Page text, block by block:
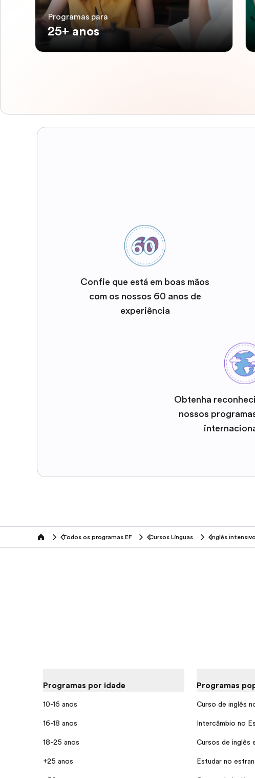
Programas para
25+ anos
Confie que está em boas mãos
com os nossos 60 anos de
experiência
Obtenha
nossos
home Todos os programas EF Cursos Línguas Inglês intensivo
Programas por idade
10-16 anos
16-18 anos
18-25 anos
+25 anos
Programas
Curso de inglês
Intercâmbio no
Cursos de inglês
Estudar no